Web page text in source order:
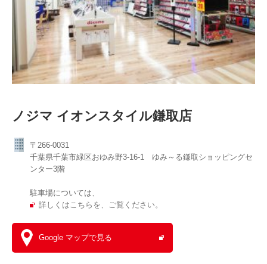
ノジマ イオンスタイル鎌取店
〒266-0031
千葉県千葉市緑区おゆみ野3-16-1 ゆみ～る鎌取ショッピングセ
ンター3階
駐車場については、
詳しくはこちらを、ご覧ください。
Google マップで見る